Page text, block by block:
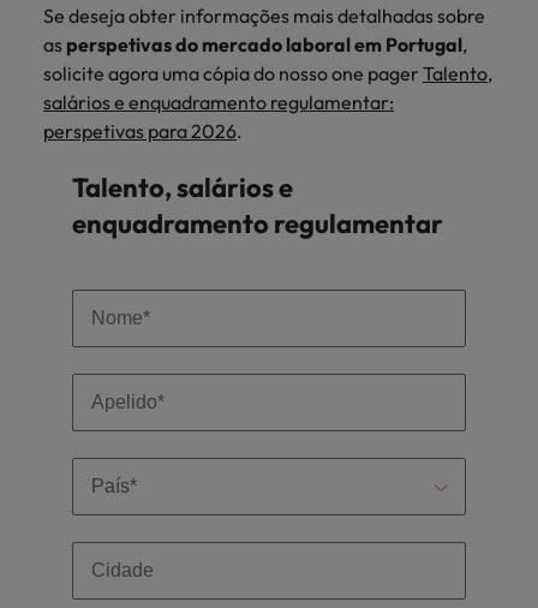
Se deseja obter informações mais detalhadas sobre
as perspetivas do mercado laboral em Portugal,
solicite agora uma cópia do nosso one pager Talento,
salários e enquadramento regulamentar:
perspetivas para 2026.
Talento, salários e
enquadramento regulamentar